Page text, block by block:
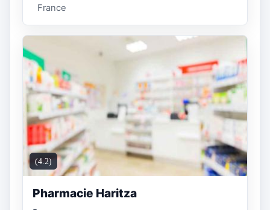
France
(4.2)
Pharmacie Haritza